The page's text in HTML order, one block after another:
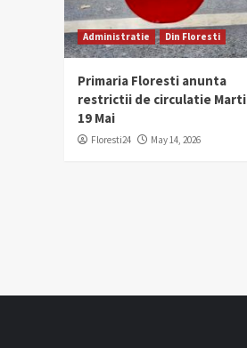
Administratie Din Floresti
Primaria Floresti anunta
restrictii de circulatie Marti
19 Mai
Floresti24 May 14, 2026